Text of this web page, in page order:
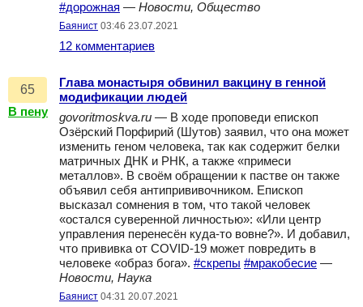
#дорожная — Новости, Общество
Баянист 03:46 23.07.2021
12 комментариев
65
В пену
Глава монастыря обвинил вакцину в генной
модификации людей
govoritmoskva.ru — В ходе проповеди епископ
Озёрский Порфирий (Шутов) заявил, что она может
изменить геном человека, так как содержит белки
матричных ДНК и РНК, а также «примеси
металлов». В своём обращении к пастве он также
объявил себя антипрививочником. Епископ
высказал сомнения в том, что такой человек
«остался суверенной личностью»: «Или центр
управления перенесён куда-то вовне?». И добавил,
что прививка от COVID-19 может повредить в
человеке «образ бога». #скрепы #мракобесие —
Новости, Наука
Баянист 04:31 20.07.2021